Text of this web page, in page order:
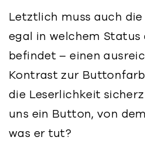
Letztlich muss auch
egal in welchem
befindet – einen
Kontrast zur
die Leserlichkeit
uns ein Button, von
was er tut?